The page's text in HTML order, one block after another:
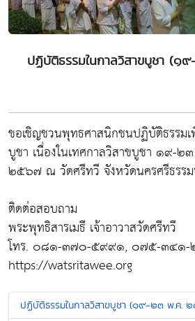
ปฏิบัติธรรมในกาลวิสาขบูชา (
ขอเชิญชวนพุทธศาสนิกชนปฏิบัติธรรม
บูชา เนื่องในเทศกาลวิสาขบูชา ๑๙-
๒๕๖๗ ณ วัดศรีทวี จังหวัดนครศรีธรรม
ติดต่อสอบถาม
พระพุทธิสารเมธี เจ้าอาวาสวัดศรีทวี
โทร. ๐๘๑-๓๗๐-๕๙๙๑, ๐๗๕-๓๔๑
https://watsritawee.org
ปฏิบัติธรรมในกาลวิสาขบูชา (๑๙-๒๓ พ.ค.